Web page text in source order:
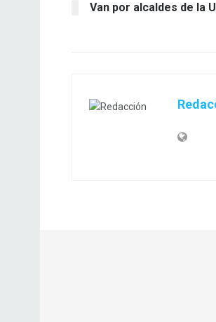
Van por alcaldes de la